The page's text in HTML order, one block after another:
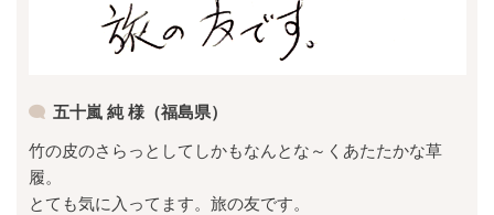
五十嵐 純 様（福島県）
竹の皮のさらっとしてしかもなんとな～くあたたかな草
履。
とても気に入ってます。旅の友です。